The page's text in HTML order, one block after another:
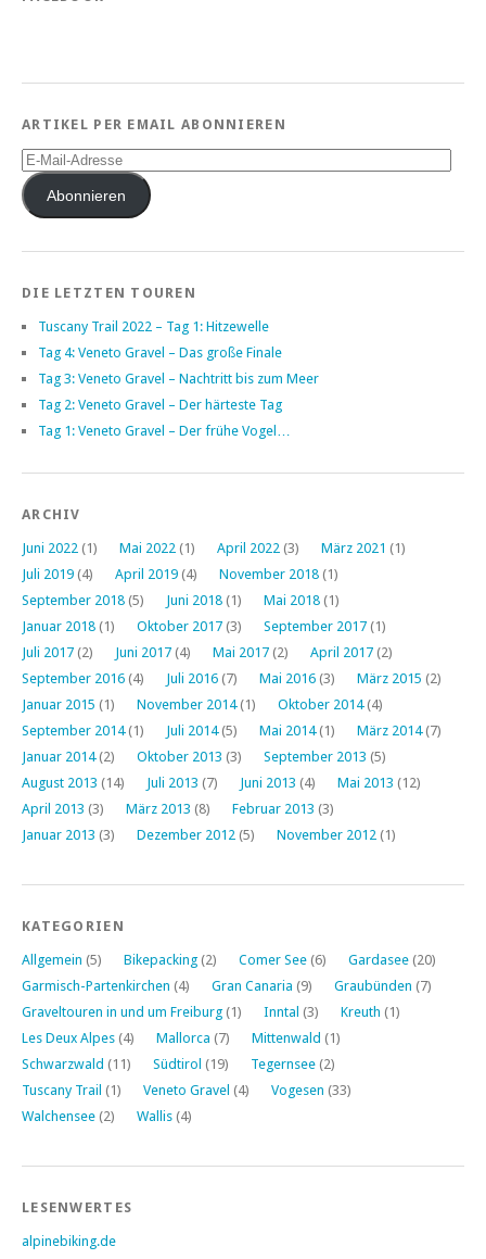
ARTIKEL PER EMAIL ABONNIEREN
E-
Mail-
AdresseAbonnieren
DIE LETZTEN TOUREN
Tuscany Trail 2022 – Tag 1: Hitzewelle
Tag 4: Veneto Gravel – Das große Finale
Tag 3: Veneto Gravel – Nachtritt bis zum Meer
Tag 2: Veneto Gravel – Der härteste Tag
Tag 1: Veneto Gravel – Der frühe Vogel…
ARCHIV
Juni 2022 (1) Mai 2022 (1) April 2022 (3) März 2021 (1)
Juli 2019 (4) April 2019 (4) November 2018 (1)
September 2018 (5) Juni 2018 (1) Mai 2018 (1)
Januar 2018 (1) Oktober 2017 (3) September 2017 (1)
Juli 2017 (2) Juni 2017 (4) Mai 2017 (2) April 2017 (2)
September 2016 (4) Juli 2016 (7) Mai 2016 (3) März 2015 (2)
Januar 2015 (1) November 2014(1) Oktober 2014(4)
September 2014(1) Juli 2014(5) Mai 2014(1) März 2014(7)
Januar 2014(2) Oktober 2013 (3) September 2013 (5)
August 2013 (14) Juli 2013 (7) Juni 2013 (4) Mai 2013 (12)
April 2013 (3) März 2013 (8) Februar 2013 (3)
Januar 2013 (3) Dezember 2012 (5) November 2012 (1)
KATEGORIEN
Allgemein (5) Bikepacking (2) Comer See (6) Gardasee (20)
Garmisch-Partenkirchen (4) Gran Canaria (9) Graubünden (7)
Graveltouren in und um Freiburg (1) Inntal (3) Kreuth (1)
Les Deux Alpes (4) Mallorca (7) Mittenwald (1)
Schwarzwald (11) Südtirol (19) Tegernsee (2)
Tuscany Trail (1) Veneto Gravel (4) Vogesen (33)
Walchensee (2) Wallis (4)
LESENWERTES
alpinebiking.de